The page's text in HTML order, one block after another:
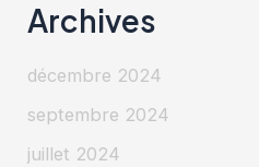
Archives
décembre 2024
septembre 2024
juillet 2024